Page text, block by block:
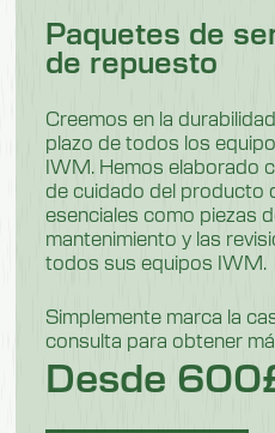
280 mm
Altura
370
Peso
16,5 kg
Modelo: 551302
Descripción
Desinfección y lavado
Paquetes de
de repuesto
Creemos en la
plazo de todos los
IWM. Hemos elaborado
de cuidado del producto
esenciales como piezas
mantenimiento y las
todos sus equipos IWM.
Simplemente marca la
consulta para obtener
Desde